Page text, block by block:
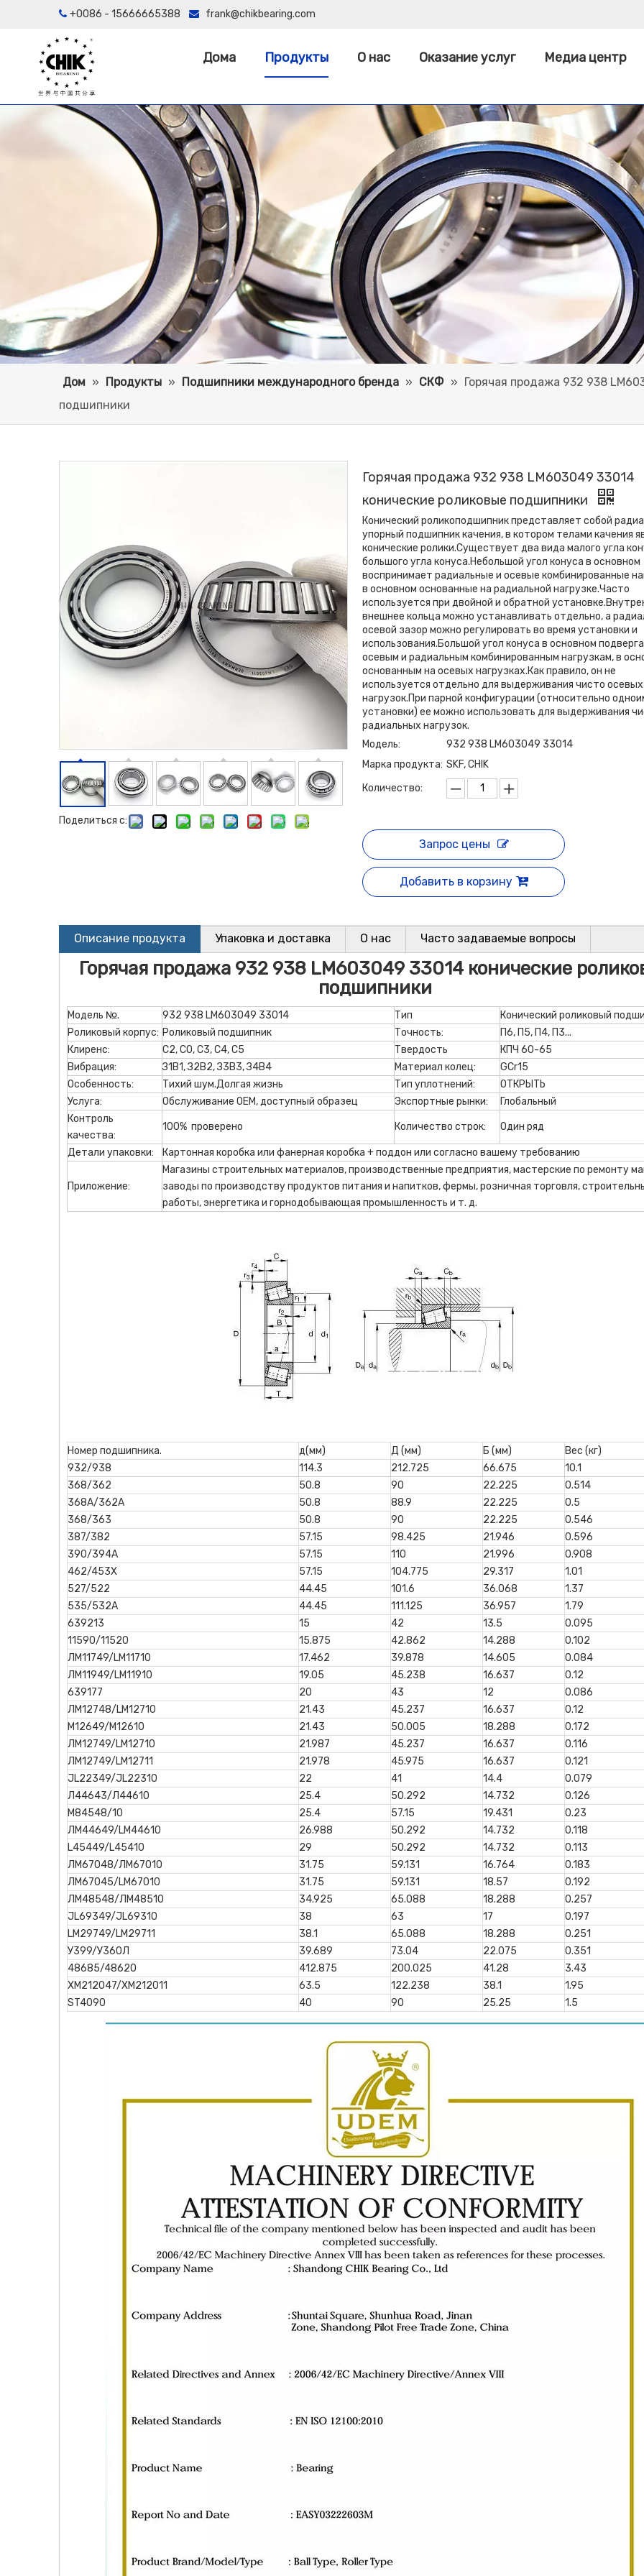
 +0086 - 15666665388  frank@chikbearing.com
Дома Продукты О нас Оказание услуг Медиа центр
Дом » Продукты » Подшипники международного бренда » СКФ »
Горячая продажа 932 938
подшипники
Поделиться с:
Горячая продажа 932 938 LM603049 33014
конические роликовые подшипники
Конический роликоподшипник представляет собой
упорный подшипник качения, в котором телами качения
конические ролики.Существует два вида малого угла
большого угла конуса.Небольшой угол конуса в основном
воспринимает радиальные и осевые комбинированные
в основном основанные на радиальной нагрузке.Часто
используется при двойной и обратной
внешнее кольца можно устанавливать отдельно, а
осевой зазор можно регулировать во время установки и
использования.Большой угол конуса в основном
осевым и радиальным комбинированным нагрузкам, в
основанным на осевых нагрузках.Как правило, он не
используется отдельно для выдерживания чисто осевых
нагрузок.При парной конфигурации (относительно
установки) ее можно использовать для выдерживания
радиальных нагрузок.
Модель:
932 938 LM603049 33014
Марка продукта: SKF, CHIK
Количество:
Запрос цены
Добавить в корзину
Описание продукта Упаковка и доставка О нас Часто задаваемые вопросы
Горячая продажа 932 938 LM603049 33014 конические
подшипники
Модель №. 932 938 LM603049 33014 Тип
Конический роликовый
Роликовый корпус: Роликовый подшипник Точность:
П6, П5, П4, П3...
Клиренс:
С2, С0, С3, С4, С5 Твердость
КПЧ 60-65
Вибрация:
З1В1, З2В2, З3В3, З4В4 Материал колец:
GCr15
Особенность:
Тихий шум.Долгая жизнь Тип уплотнений:
ОТКРЫТЬ
Услуга:
Обслуживание OEM, доступный образец Экспортные рынки:
Глобальный
Контроль
качества:
100% проверено Количество строк: Один ряд
Детали упаковки: Картонная коробка или фанерная коробка + поддон или согласно вашему требованию
Приложение:
Магазины строительных материалов, производственные предприятия, мастерские по ремонту
заводы по производству продуктов питания и напитков, фермы, розничная торговля,
работы, энергетика и горнодобывающая промышленность и т. д.
Номер подшипника. д(мм) Д (мм) Б (мм)
Вес (кг)
932/938
114.3 212.725 66.675
10.1
368/362
50.8 90 22.225
0.514
368А/362А
50.8 88.9 22.225
0.5
368/363
50.8 90 22.225
0.546
387/382
57.15 98.425 21.946
0.596
390/394А
57.15 110 21.996
0.908
462/453Х
57.15 104.775 29.317
1.01
527/522
44.45 101.6 36.068
1.37
535/532А
44.45 111.125 36.957
1.79
639213
15 42 13.5
0.095
11590/11520
15.875 42.862 14.288
0.102
ЛМ11749/LM11710
17.462 39.878 14.605
0.084
ЛМ11949/LM11910
19.05 45.238 16.637
0.12
639177
20 43 12
0.086
ЛМ12748/LM12710
21.43 45.237 16.637
0.12
М12649/М12610
21.43 50.005 18.288
0.172
ЛМ12749/LM12710
21.987 45.237 16.637
0.116
ЛМ12749/LM12711
21.978 45.975 16.637
0.121
JL22349/JL22310
22 41 14.4
0.079
Л44643/Л44610
25.4 50.292 14.732
0.126
М84548/10
25.4 57.15 19.431
0.23
ЛМ44649/LM44610
26.988 50.292 14.732
0.118
L45449/L45410
29 50.292 14.732
0.113
ЛМ67048/ЛМ67010
31.75 59.131 16.764
0.183
ЛМ67045/LM67010
31.75 59.131 18.57
0.192
ЛМ48548/ЛМ48510
34.925 65.088 18.288
0.257
JL69349/JL69310
38 63 17
0.197
LM29749/LM29711
38.1 65.088 18.288
0.251
У399/У360Л
39.689 73.04 22.075
0.351
48685/48620
412.875 200.025 41.28
3.43
ХМ212047/ХМ212011
63.5 122.238 38.1
1.95
ST4090
40 90 25.25 1.5